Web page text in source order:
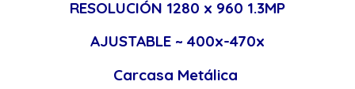
RESOLUCIÓN 1280 x 960 1.3MP
AJUSTABLE ~ 400x-470x
Carcasa Metálica